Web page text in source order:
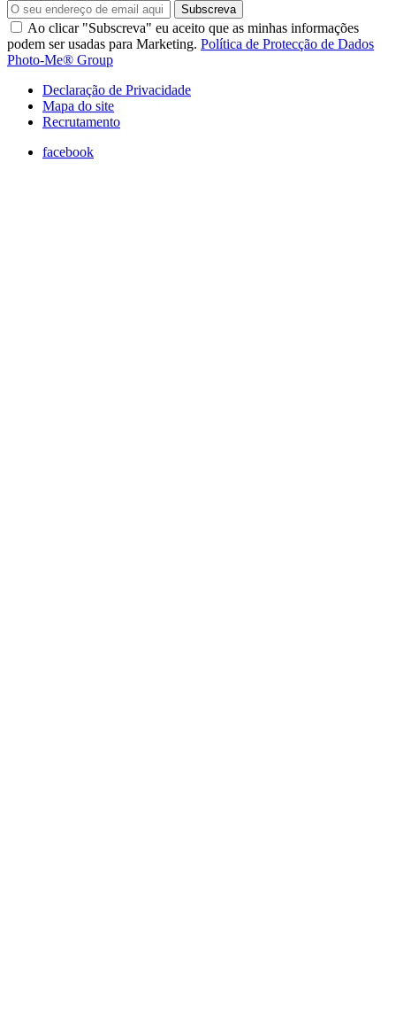
Subscreva
Ao clicar "Subscreva" eu aceito que as minhas informações
podem ser usadas para Marketing. Política de Protecção de Dados
Photo-Me® Group
Declaração de Privacidade
Mapa do site
Recrutamento
facebook